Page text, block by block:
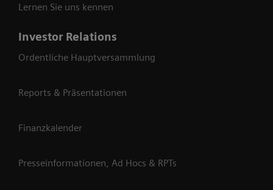
Lernen Sie uns kennen
Investor Relations
Ordentliche Hauptversammlung
Reports & Präsentationen
Finanzkalender
Presseinformationen, Ad Hocs & RPTs